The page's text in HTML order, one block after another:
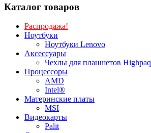
Каталог товаров
Распродажа!
Ноутбуки
Ноутбуки Lenovo
Аксессуары
Чехлы для планшетов Highpaq
Процессоры
AMD
Intel®
Материнские платы
MSI
Видеокарты
Palit